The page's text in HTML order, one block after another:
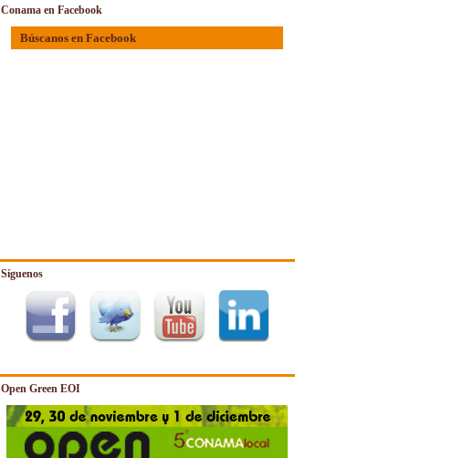
Conama en Facebook
Búscanos en Facebook
Síguenos
Open Green EOI